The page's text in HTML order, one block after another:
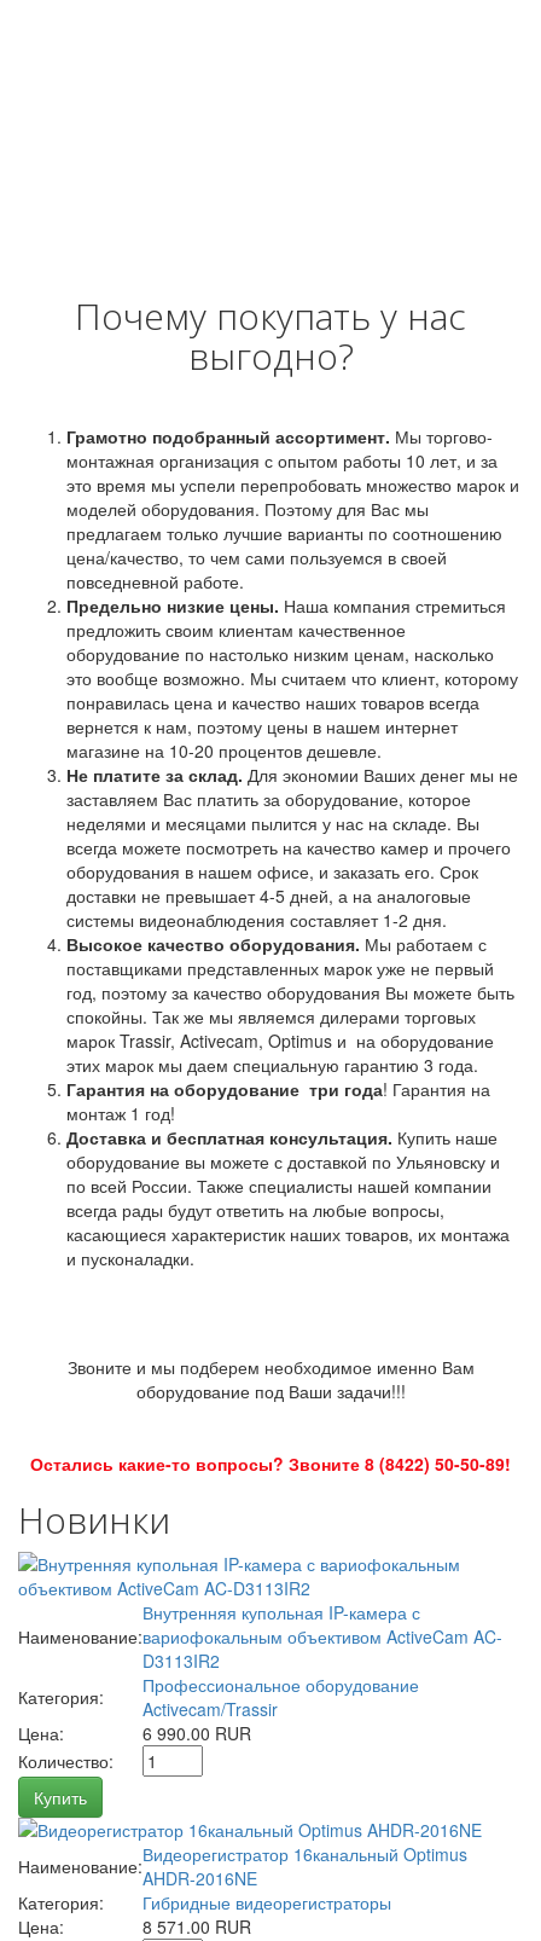
Почему покупать у нас
выгодно?
Грамотно подобранный ассортимент. Мы торгово-
монтажная организация с опытом работы 10 лет, и за
это время мы успели перепробовать множество марок и
моделей оборудования. Поэтому для Вас мы
предлагаем только лучшие варианты по соотношению
цена/качество, то чем сами пользуемся в своей
повседневной работе.
Предельно низкие цены. Наша компания стремиться
предложить своим клиентам качественное
оборудование по настолько низким ценам, насколько
это вообще возможно. Мы считаем что клиент, которому
понравилась цена и качество наших товаров всегда
вернется к нам, поэтому цены в нашем интернет
магазине на 10-20 процентов дешевле.
Не платите за склад. Для экономии Ваших денег мы не
заставляем Вас платить за оборудование, которое
неделями и месяцами пылится у нас на складе. Вы
всегда можете посмотреть на качество камер и прочего
оборудования в нашем офисе, и заказать его. Срок
доставки не превышает 4-5 дней, а на аналоговые
системы видеонаблюдения составляет 1-2 дня.
Высокое качество оборудования. Мы работаем с
поставщиками представленных марок уже не первый
год, поэтому за качество оборудования Вы можете быть
спокойны. Так же мы являемся дилерами торговых
марок Trassir, Activecam, Optimus и на оборудование
этих марок мы даем специальную гарантию 3 года.
Гарантия на оборудование три года! Гарантия на
монтаж 1 год!
Доставка и бесплатная консультация. Купить наше
оборудование вы можете с доставкой по Ульяновску и
по всей России. Также специалисты нашей компании
всегда рады будут ответить на любые вопросы,
касающиеся характеристик наших товаров, их монтажа
и пусконаладки.
Звоните и мы подберем необходимое именно Вам
оборудование под Ваши задачи!!!
Остались какие-то вопросы? Звоните 8 (8422) 50-50-89!
Новинки
Наименование:
Внутренняя купольная IP-камера с
вариофокальным объективом ActiveCam AC-
D3113IR2
Категория:
Профессиональное оборудование
Activecam/Trassir
Цена:
6 990.00 RUR
Количество:
Купить
Наименование:Видеорегистратор 16канальный Optimus
AHDR-2016NE
Категория:
Гибридные видеорегистраторы
Цена:
8 571.00 RUR